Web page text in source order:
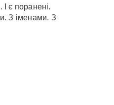
є поранені.
З іменами. З